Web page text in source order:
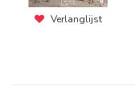
Verlanglijst